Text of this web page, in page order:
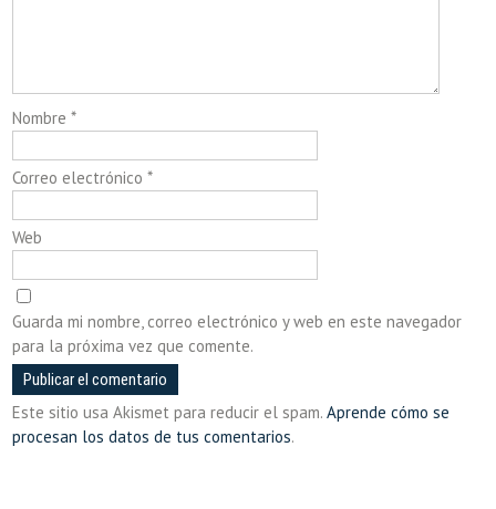
Nombre*
Correo electrónico*
Web
Guarda mi nombre, correo electrónico y web en este navegador
para la próxima vez que comente.
Este sitio usa Akismet para reducir el spam.Aprende cómo se
procesan los datos de tus comentarios.